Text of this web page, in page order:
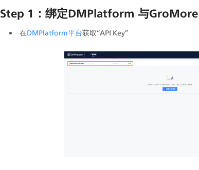
Step 1：绑定DMPlatform 与GroMore
在DMPlatform平台获取“API Key”